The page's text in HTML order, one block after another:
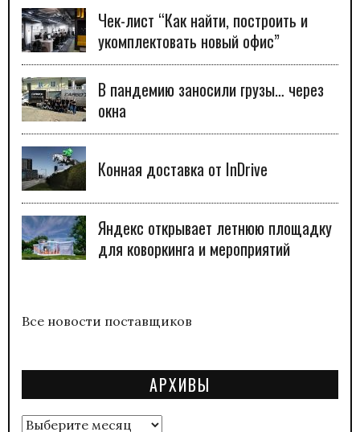
Чек-лист “Как найти, построить и
укомплектовать новый офис”
В пандемию заносили грузы… через
окна
Конная доставка от InDrive
Яндекс открывает летнюю площадку
для коворкинга и мероприятий
Все новости поставщиков
АРХИВЫ
Архивы